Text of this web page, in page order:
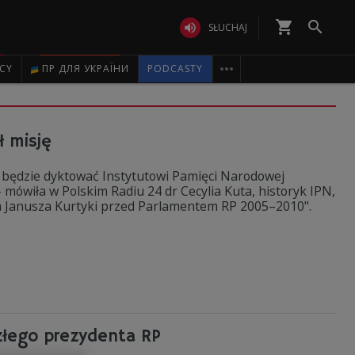
 SŁUCHAJ shopping_cart 
ПР ДЛЯ УКРАЇНИ PODCASTY 
misję
dyktować Instytutowi Pamięci Narodowej
w Polskim Radiu 24 dr Cecylia Kuta, historyk IPN,
Kurtyki przed Parlamentem RP 2005–2010".
prezydenta RP